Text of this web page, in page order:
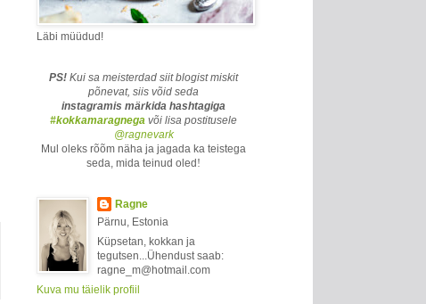
Läbi müüdud!
PS! Kui sa meisterdad siit blogist miskit
põnevat, siis võid seda
instagramis märkida hashtagiga
#kokkamaragnega või lisa postitusele
@ragnevark
Mul oleks rõõm näha ja jagada ka teistega
seda, mida teinud oled !
Ragne
Pärnu, Estonia
Küpsetan, kokkan ja
tegutsen...Ühendust saab:
ragne_m@hotmail.com
Kuva mu täielik profiil